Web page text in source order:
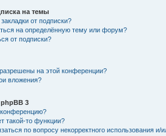
на темы
от подписки?
на определённую тему или форум?
от подписки?
на этой конференции?
вложения?
3
конференцию?
такой-то функции?
по вопросу некорректного использования